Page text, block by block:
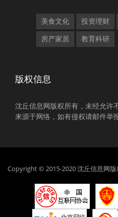
美食文化 投资理财
房产家居 教育科研
版权信息
沈丘信息网版权所有，未经允许
来源于网络，如有侵权请邮件举
Copyright © 2015-2020 沈丘信息网